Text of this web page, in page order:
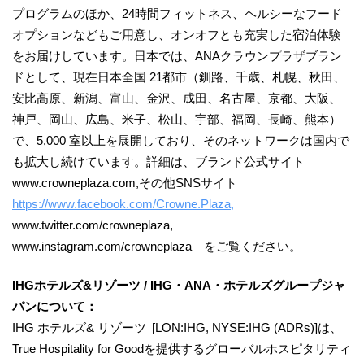
プログラムのほか、24時間フィットネス、ヘルシーなフード
オプションなどもご用意し、オンオフとも充実した宿泊体験
をお届けしています。日本では、ANAクラウンプラザブラン
ドとして、現在日本全国 21都市（釧路、千歳、札幌、秋田、
安比高原、新潟、富山、金沢、成田、名古屋、京都、大阪、
神戸、岡山、広島、米子、松山、宇部、福岡、長崎、熊本）
で、5,000 室以上を展開しており、そのネットワークは国内で
も拡大し続けています。詳細は、ブランド公式サイト
www.crowneplaza.com,その他SNSサイト
https://www.facebook.com/Crowne.Plaza,
www.twitter.com/crowneplaza,
www.instagram.com/crowneplaza をご覧ください。
IHGホテルズ&リゾーツ / IHG・ANA・ホテルズグループジャ
パンについて：
IHG ホテルズ& リゾーツ [LON:IHG, NYSE:IHG (ADRs)]は、
True Hospitality for Goodを提供するグローバルホスピタリティ